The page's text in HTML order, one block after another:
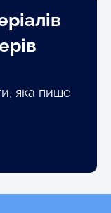
яка пише